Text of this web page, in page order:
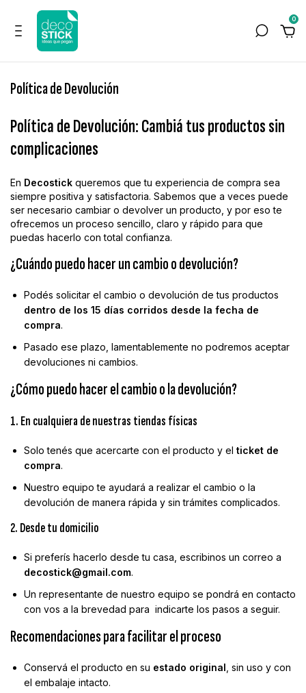
0
Política de Devolución
Política de Devolución: Cambiá tus productos sin
complicaciones
En Decostick queremos que tu experiencia de compra sea
siempre positiva y satisfactoria. Sabemos que a veces puede
ser necesario cambiar o devolver un producto, y por eso te
ofrecemos un proceso sencillo, claro y rápido para que
puedas hacerlo con total confianza.
¿Cuándo puedo hacer un cambio o devolución?
Podés solicitar el cambio o devolución de tus productos
dentro de los 15 días corridos desde la fecha de
compra.
Pasado ese plazo, lamentablemente no podremos aceptar
devoluciones ni cambios.
¿Cómo puedo hacer el cambio o la devolución?
1. En cualquiera de nuestras tiendas físicas
Solo tenés que acercarte con el producto y el ticket de
compra.
Nuestro equipo te ayudará a realizar el cambio o la
devolución de manera rápida y sin trámites complicados.
2. Desde tu domicilio
Si preferís hacerlo desde tu casa, escribinos un correo a
decostick@gmail.com.
Un representante de nuestro equipo se pondrá en contacto
con vos a la brevedad para indicarte los pasos a seguir.
Recomendaciones para facilitar el proceso
Conservá el producto en su estado original , sin uso y con
el embalaje intacto.